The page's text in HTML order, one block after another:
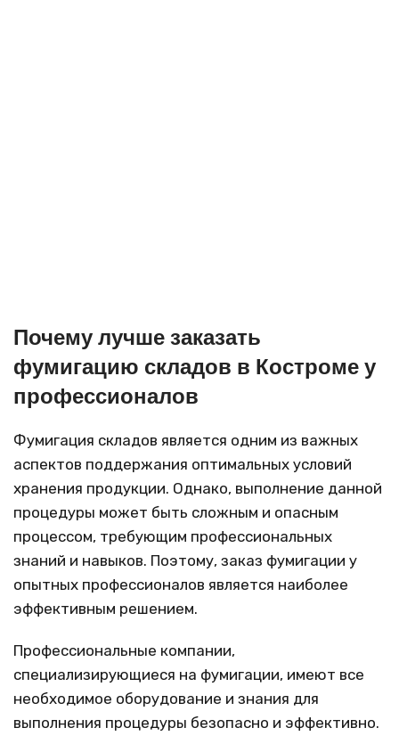
Почему лучше заказать
фумигацию складов в Костромеу
профессионалов
Фумигация складов является одним из важных
аспектов поддержания оптимальных условий
хранения продукции. Однако, выполнение данной
процедуры может быть сложным и опасным
процессом, требующим профессиональных
знаний и навыков. Поэтому, заказ фумигации у
опытных профессионалов является наиболее
эффективным решением.
Профессиональные компании,
специализирующиеся на фумигации, имеют все
необходимое оборудование и знания для
выполнения процедуры безопасно и эффективно.